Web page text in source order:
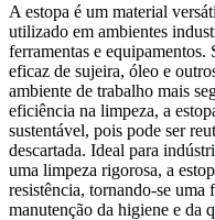
A estopa é um material
utilizado em ambientes
ferramentas e
eficaz de sujeira, óleo e
ambiente de trabalho mais
eficiência na limpeza, a
sustentável, pois pode ser
descartada. Ideal para
uma limpeza rigorosa, a
resistência, tornando-se uma
manutenção da higiene e da